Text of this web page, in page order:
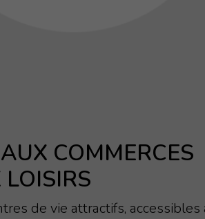
COMMERCES
de vie attractifs, accessibles